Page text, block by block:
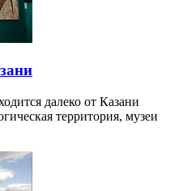
далеко от Казани
территория, музеи